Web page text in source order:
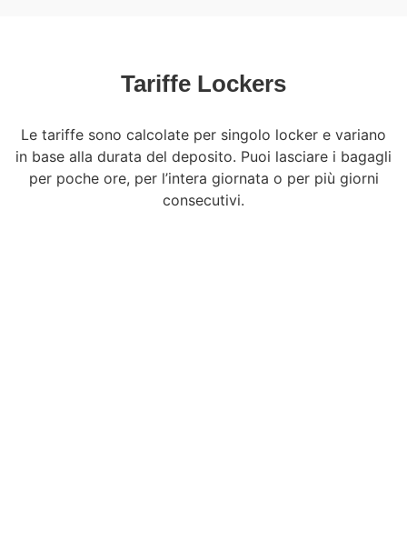
Tariffe Lockers
Le tariffe sono calcolate per singolo locker e variano
in base alla durata del deposito. Puoi lasciare i bagagli
per poche ore, per l’intera giornata o per più giorni
consecutivi.